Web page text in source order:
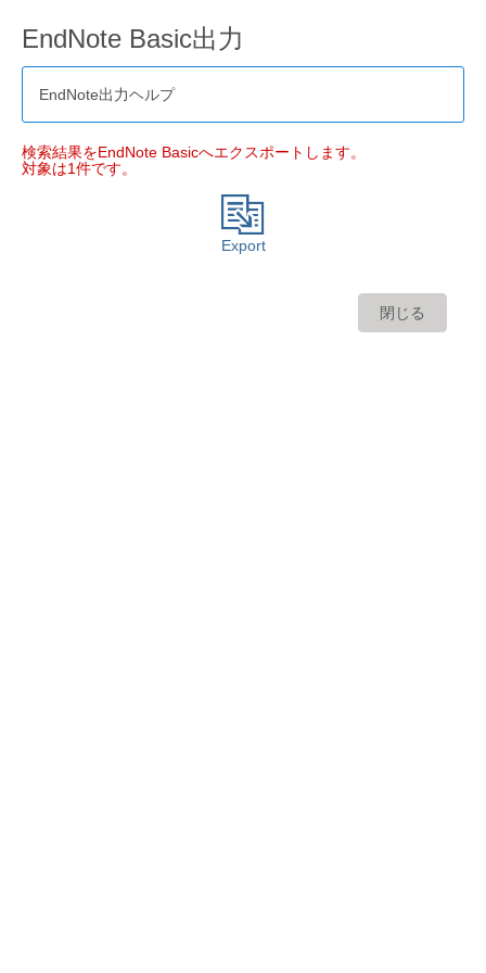
EndNote Basic出力
EndNote出力ヘルプ
検索結果をEndNote Basicへエクスポートします。
対象は1件です。
Export